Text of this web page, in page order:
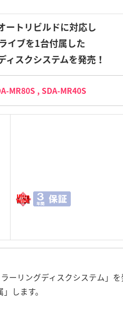
ートリビルドに対応し
イブを1台付属した
スクシステムを発売！
MR80S , SDA-MR40S
ーリングディスクシステム」
します。